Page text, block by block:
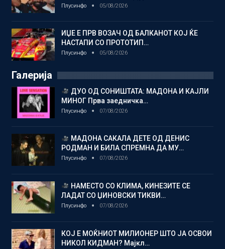
Плусинфо 05/08/2026
ИЏЕ Е ПРВ ВОЗАЧ ОД БАЛКАНОТ КОЈ ЌЕ
НАСТАПИ СО ПРОТОТИП…
Плусинфо 05/08/2026
Галерија
ДУО ОД СОНИШТАТА: МАДОНА И КАЈЛИ
МИНОГ Прва заедничка…
Плусинфо 07/08/2026
МАДОНА САКАЛА ДЕТЕ ОД ДЕНИС
РОДМАН И БИЛА СПРЕМНА ДА МУ…
Плусинфо 07/08/2026
НАМЕСТО СО КЛИМА, КИНЕЗИТЕ СЕ
ЛАДАТ СО ЏИНОВСКИ ТИКВИ…
Плусинфо 07/08/2026
КОЈ Е МОЌНИОТ МИЛИОНЕР ШТО ЈА ОСВОИ
НИКОЛ КИДМАН? Мајкл…